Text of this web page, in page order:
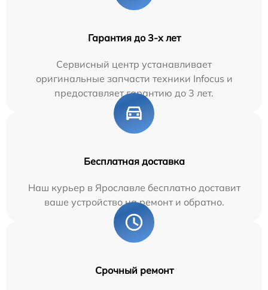
Гарантия до 3-х лет
Сервисный центр устанавливает
оригинальные запчасти техники Infocus и
предоставляет гарантию до 3 лет.
Бесплатная доставка
Наш курьер в Ярославле бесплатно доставит
ваше устройство на ремонт и обратно.
Срочный ремонт